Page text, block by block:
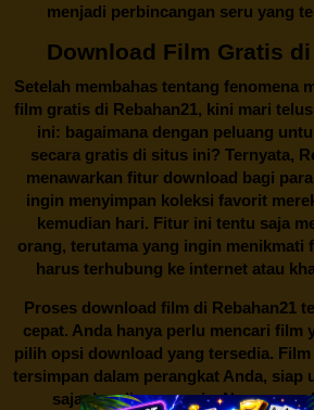
menjadi perbincangan seru yang
Download Film Gratis
Setelah membahas tentang fenomena
film gratis di Rebahan21, kini mari
ini: bagaimana dengan peluang
secara gratis di situs ini? Ternyata,
menawarkan fitur download bagi
ingin menyimpan koleksi favorit
kemudian hari. Fitur ini tentu saja
orang, terutama yang ingin menikmati
harus terhubung ke internet atau
Proses download film di Rebahan21
cepat. Anda hanya perlu mencari film
pilih opsi download yang tersedia.
tersimpan dalam perangkat Anda, siap
saja dan di mana saja. Namun,